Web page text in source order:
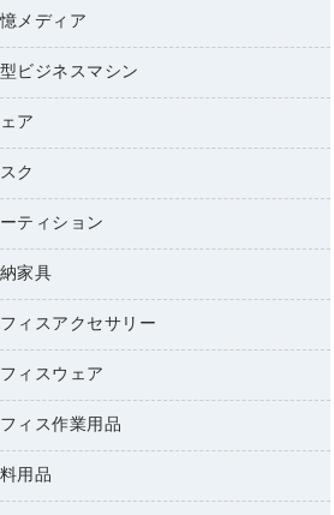
リサイクルインクカートリッジ
ファクシミリトナー
トナーカートリッジ
コピートナー
ラベル用紙
プロッター用紙
ハガキ用紙
その他コピー用紙・プリンタ用紙
コピー用紙
マウスパッド
マウス
パソコンバッグ／収納用品
ネットワーク／ＬＡＮ機器
ネットワーク／ＬＡＮアクセサリー
セキュリティ用品
ＵＳＢハブ／ＵＳＢアクセサリー
ＯＡフィルター
ＯＡクリーナー／エアダスター
電話機
レーザープリンタ／複合機
メモリーカード
プロジェクタ
ファクシミリ
デジタルカメラ
スキャナー
コピー機
メディア
ブルーレイディスク
ＣＤ－ＲＷ
ＣＤ－Ｒ
メディア収納用品
ビジネスマシン
プリンタ
ア
応接イス・ベンチ
オフィスチェア
ク
ミーティングテーブル
デスク
カウンター
ティション
ホワイトボード・黒板
家具
保管庫・書庫
ロッカー・下駄箱
その他収納
ィスアクセサリー
オフィスアクセサリー
ィスウェア
医療・介護・ワーキングウェア
ブラウス・シャツ
アウター
ィス作業用品
養生用品
用品